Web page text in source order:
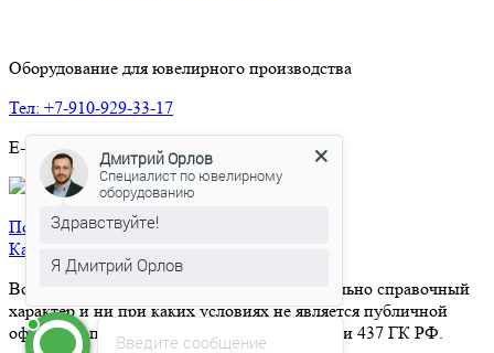
Оборудование для ювелирного производства
Тел: +7-910-929-33-17
E-mail:
epjequipment@mail.ru
Политика конфиденциальности
Карта сайта
Вся информация на сайте носит исключительно справочный
характер и ни при каких условиях не является публичной
офертой, определяемой положениями Статьи 437 ГК РФ.
Введите сообщение
Дмитрий Орлов
Специалист по ювелирному
оборудованию
Здравствуйте!
Я Дмитрий Орлов